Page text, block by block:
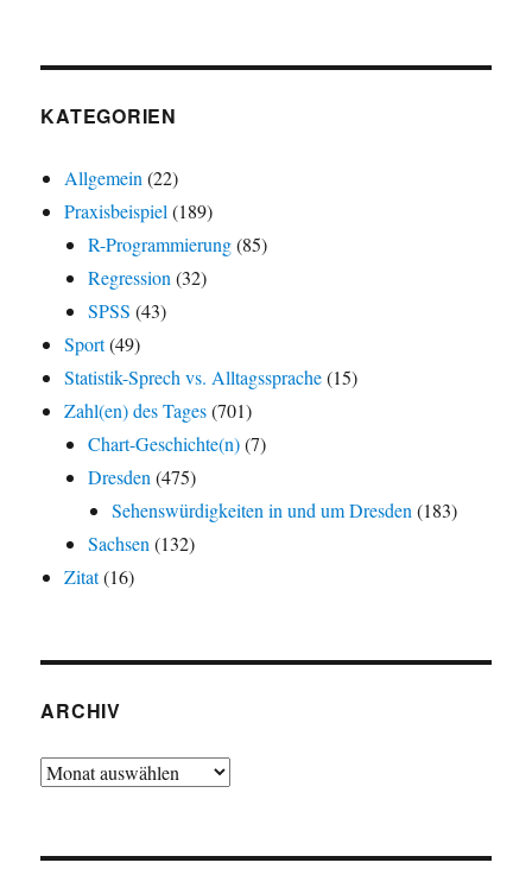
KATEGORIEN
Allgemein (22)
Praxisbeispiel (189)
R-Programmierung(85)
Regression (32)
SPSS (43)
Sport(49)
Statistik-Sprech vs. Alltagssprache(15)
Zahl(en) des Tages(701)
Chart-Geschichte(n)(7)
Dresden (475)
Sehenswürdigkeiten in und um Dresden (183)
Sachsen (132)
Zitat(16)
ARCHIV
Archiv